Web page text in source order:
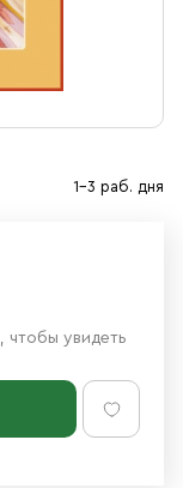
1-3 раб. дня
, чтобы увидеть